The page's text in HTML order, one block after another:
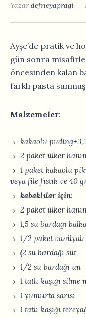
Yazardefneyapragi
Ayşe’de pratik ve
gün sonra
öncesinden kalan
farklı pasta
Malzemeler:
kakaolu
2 paket ülker
1 paket kakaolu
veya file fıstık ve 40
kabaklılar için:
2 paket ülker
1,5 su bardağı
1/2 paket
(2 su bardağı süt
1/2 su bardağı un
1 tatlı kaşığı
1 yumurta sarısı
1 tatlı kaşığı